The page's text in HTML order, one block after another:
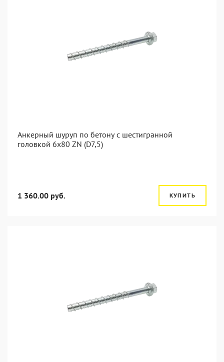
Анкерный шуруп по бетону с шестигранной
головкой 6x80 ZN (D7,5)
1 360.00 руб. КУПИТЬ